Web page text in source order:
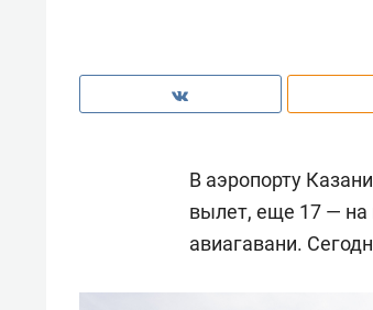
В аэропорту
вылет, еще 17 — на
авиагавани.